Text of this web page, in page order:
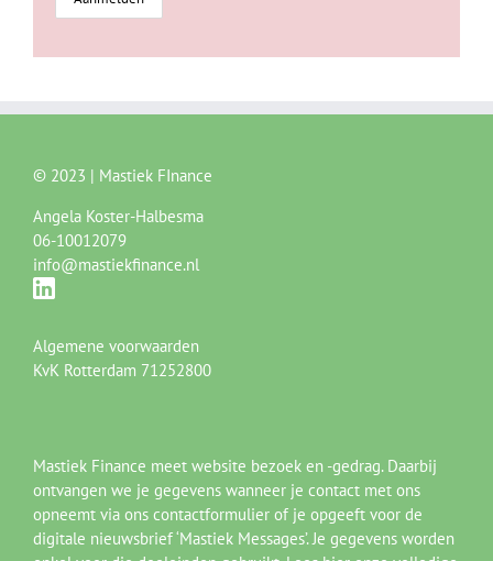
© 2023 | Mastiek FInance
Angela Koster-Halbesma
06-10012079
info@mastiekfinance.nl
Algemene voorwaarden
KvK Rotterdam 71252800
Mastiek Finance meet website bezoek en -gedrag. Daarbij
ontvangen we je gegevens wanneer je contact met ons
opneemt via ons contactformulier of je opgeeft voor de
digitale nieuwsbrief ‘Mastiek Messages’. Je gegevens worden